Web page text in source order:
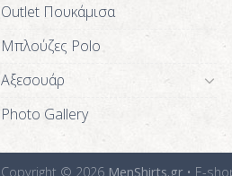
Outlet Πουκάμισα
Μπλούζες Polo
Αξεσουάρ
Photo Gallery
Copyright © 2026 MenShirts.gr • E-